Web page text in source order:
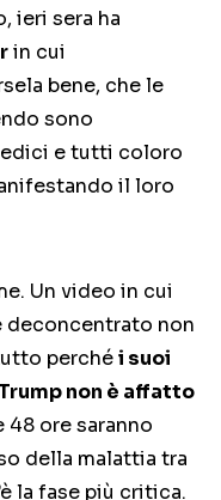
ieri sera ha
in cui
bene, che le
sono
e tutti coloro
il loro
Un video in cui
deconcentrato non
perchéi suoi
non è affatto
48 ore saranno
della malattia tra
la fase più critica.